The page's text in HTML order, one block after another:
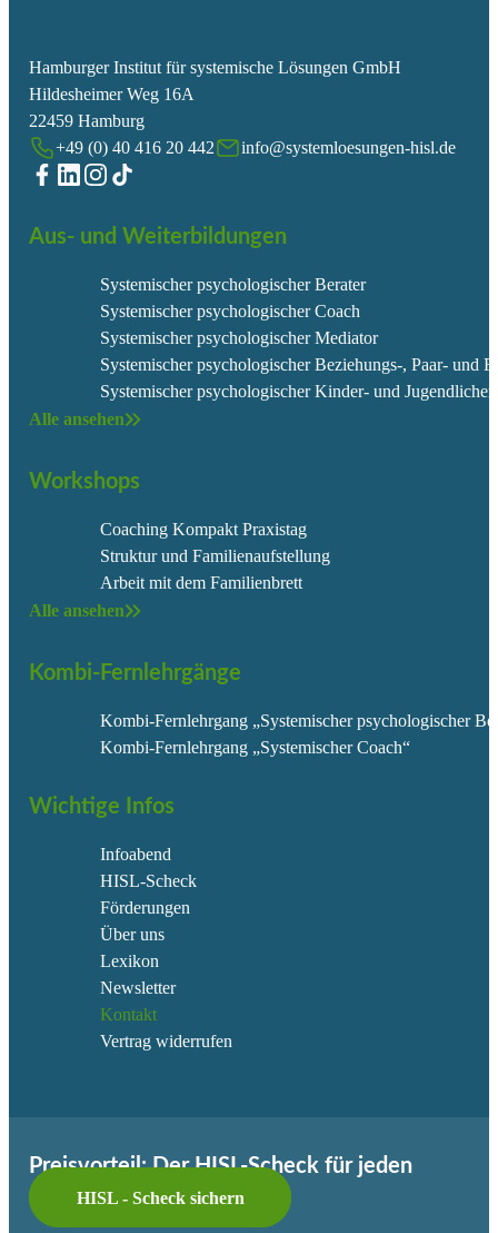
Hamburger Institut für systemische Lösungen GmbH
Hildesheimer Weg 16A
22459 Hamburg
+49 (0) 40 416 20 442
info@systemloesungen-hisl.de
Folge uns auf Facebook
Folge uns auf Linkedin
Folge uns auf Instagram
Folge uns auf Tiktok
Aus- und Weiterbildungen
Systemischer psychologischer Berater
Systemischer psychologischer Coach
Systemischer psychologischer Mediator
Systemischer psychologischer Beziehungs-, Paar- und
Systemischer psychologischer Kinder- und
Alle ansehen
Workshops
Coaching Kompakt Praxistag
Struktur und Familienaufstellung
Arbeit mit dem Familienbrett
Alle ansehen
Kombi-Fernlehrgänge
Kombi-Fernlehrgang „Systemischer psychologischer
Kombi-Fernlehrgang „Systemischer Coach“
Wichtige Infos
Infoabend
HISL-Scheck
Förderungen
Über uns
Lexikon
Newsletter
Kontakt
Vertrag widerrufen
Preisvorteil: Der HISL-Scheck für jeden
HISL - Scheck sichern